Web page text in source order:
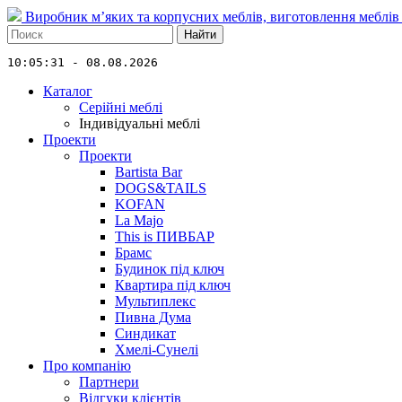
Виробник м’яких та корпусних меблів, виготовлення меблів
Найти
10:05:31 - 08.08.2026
Каталог
Серійні меблі
Індивідуальні меблі
Проекти
Проекти
Bartista Bar
DOGS&TAILS
KOFAN
La Majo
This is ПИВБАР
Брамс
Будинок під ключ
Квартира під ключ
Мультиплекс
Пивна Дума
Синдикат
Хмелі-Сунелі
Про компанію
Партнери
Відгуки клієнтів